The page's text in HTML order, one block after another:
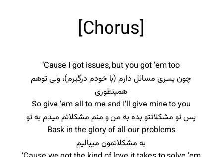
[Chorus]
‘Cause I got issues, but you got ’em too
چون یسری مسائل دارم (با خودم درگیرم)، ولی توهم
همینطوری
So give ’em all to me and I’ll give mine to you
پس تو مشکلاتتو بده به من و منم مشکلاتم میدم به تو
Bask in the glory of all our problems
به مشکلاتمون میبالیم